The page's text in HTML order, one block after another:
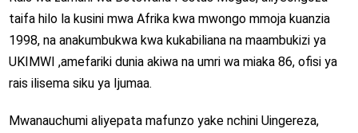
taifa hilo la kusini mwa Afrika kwa mwongo mmoja kuanzia
1998, na anakumbukwa kwa kukabiliana na maambukizi ya
UKIMWI ,amefariki dunia akiwa na umri wa miaka 86, ofisi ya
rais ilisema siku ya Ijumaa.
Mwanauchumi aliyepata mafunzo yake nchini Uingereza,